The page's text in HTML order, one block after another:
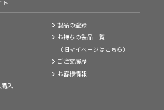
。（福島県／渡辺 満さん）
ズの印刷で大きなポスターなどを作製できて重宝して
画面の印刷による画質劣化が少ない。 2）印刷画面
などの時のデコレーション作成に重宝します。手間を
A4プリンターしかなく、それより大きなサイズの印
では家庭での使用が強調されておりましたが、会社
ます。（広島県／橋本 慎太郎さん）
ト
入
製品の登録
お持ちの製品一覧
（旧マイページはこちら）
ご注文履歴
お客様情報